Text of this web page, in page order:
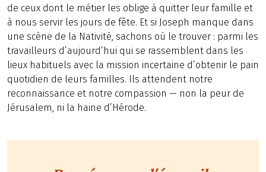
de ceux dont le métier les oblige à quitter leur famille et
à nous servir les jours de fête. Et si Joseph manque dans
une scène de la Nativité, sachons où le trouver : parmi les
travailleurs d’aujourd’hui qui se rassemblent dans les
lieux habituels avec la mission incertaine d’obtenir le pain
quotidien de leurs familles. Ils attendent notre
reconnaissance et notre compassion — non la peur de
Jérusalem, ni la haine d’Hérode.